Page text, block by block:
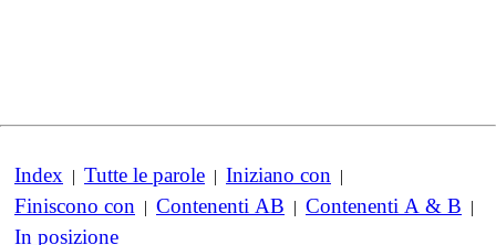
Index | Tutte le parole | Iniziano con |
Finiscono con | Contenenti AB | Contenenti A & B |
In posizione